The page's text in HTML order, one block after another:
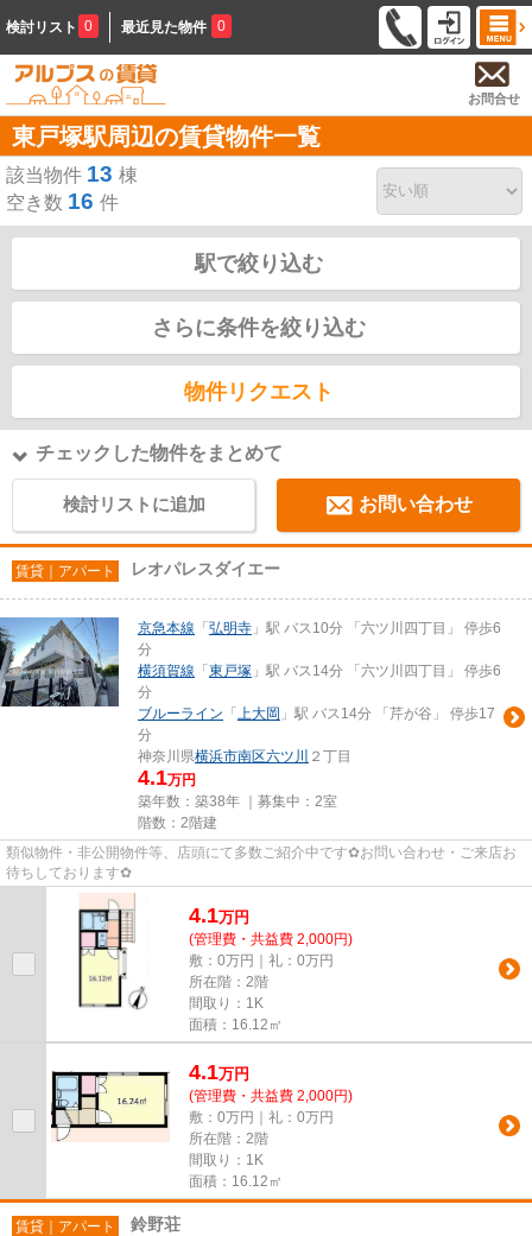
検討リスト 0 最近見た物件 0
お問合せ
東戸塚駅周辺の賃貸物件一覧
該当物件 13 棟
空き数 16 件
駅で絞り込む
さらに条件を絞り込む
物件リクエスト
チェックした物件をまとめて
検討リストに追加 お問い合わせ
賃貸｜アパート レオパレスダイエー
京急本線 「 弘明寺 」駅 バス10分 「六ツ川四丁目」 停歩6
分
横須賀線 「 東戸塚 」駅 バス14分 「六ツ川四丁目」 停歩6
分
ブルーライン 「 上大岡 」駅 バス14分 「芹が谷」 停歩17
分
神奈川県横浜市南区六ツ川 ２丁目
4.1万円
築年数：築38年 ｜募集中： 2室
階数：2階建
類似物件・非公開物件等、店頭にて多数ご紹介中です✿お問い合わせ・ご来店お
待ちしております✿
4.1万円
(管理費・共益費 2,000円)
敷：0万円｜礼：0万円
所在階：2階
間取り：1K
面積：16.12㎡
4.1万円
(管理費・共益費 2,000円)
敷：0万円｜礼：0万円
所在階：2階
間取り：1K
面積：16.12㎡
賃貸｜アパート 鈴野荘